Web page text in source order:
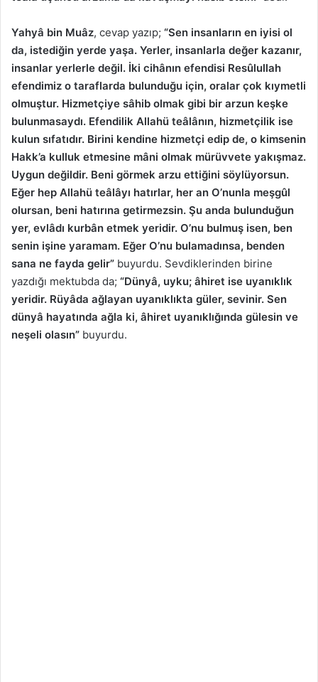
Yahyâ bin Muâz, cevap yazıp; “Sen insanların en iyisi ol
da, istediğin yerde yaşa. Yerler, insanlarla değer kazanır,
insanlar yerlerle değil. İki cihânın efendisi Resûlullah
efendimiz o taraflarda bulunduğu için, oralar çok kıymetli
olmuştur. Hizmetçiye sâhib olmak gibi bir arzun keşke
bulunmasaydı. Efendilik Allahü teâlânın, hizmetçilik ise
kulun sıfatıdır. Birini kendine hizmetçi edip de, o kimsenin
Hakk’a kulluk etmesine mâni olmak mürüvvete yakışmaz.
Uygun değildir. Beni görmek arzu ettiğini söylüyorsun.
Eğer hep Allahü teâlâyı hatırlar, her an O’nunla meşgûl
olursan, beni hatırına getirmezsin. Şu anda bulunduğun
yer, evlâdı kurbân etmek yeridir. O’nu bulmuş isen, ben
senin işine yaramam. Eğer O’nu bulamadınsa, benden
sana ne fayda gelir” buyurdu. Sevdiklerinden birine
yazdığı mektubda da; “Dünyâ, uyku; âhiret ise uyanıklık
yeridir. Rüyâda ağlayan uyanıklıkta güler, sevinir. Sen
dünyâ hayatında ağla ki, âhiret uyanıklığında gülesin ve
neşeli olasın” buyurdu.